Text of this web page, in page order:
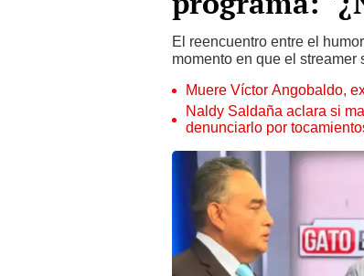
El reencuentro entre el
momento en que el streamer
Muere Víctor Angobaldo,
Naldy Saldaña aclara si
denunciarlo por